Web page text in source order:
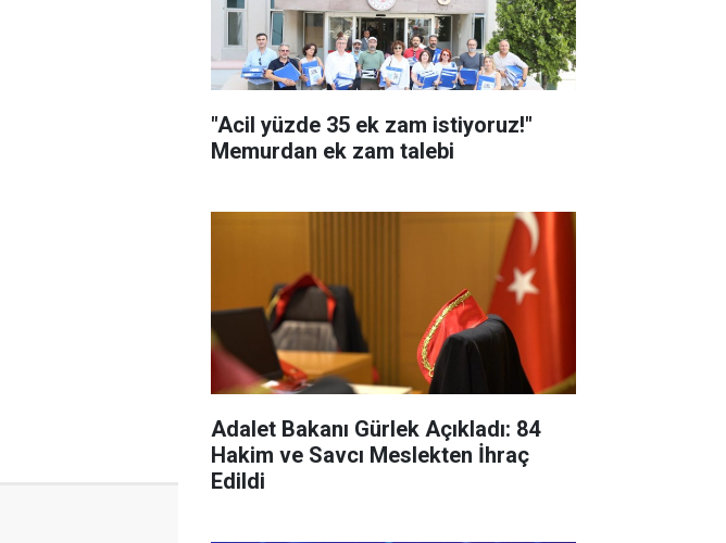
"Acil yüzde 35 ek zam istiyoruz!"
Memurdan ek zam talebi
Adalet Bakanı Gürlek Açıkladı: 84
Hakim ve Savcı Meslekten İhraç
Edildi